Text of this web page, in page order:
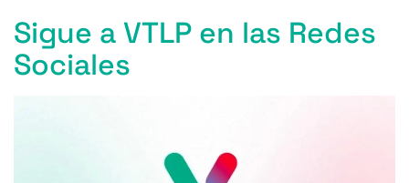
Sigue a VTLP en las Redes
Sociales